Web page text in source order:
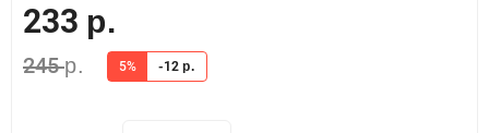
233 р.
245р. 5% -12 р.